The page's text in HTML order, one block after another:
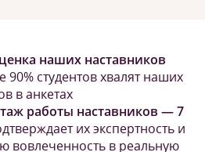
наших наставников
90% студентов хвалят наших
в анкетах
работы наставников — 7
их экспертность и
вовлеченность в реальную